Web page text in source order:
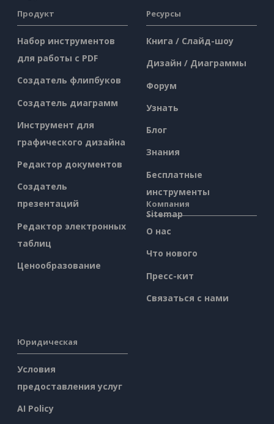
Продукт
Набор инструментов
для работы с PDF
Создатель флипбуков
Создатель диаграмм
Инструмент для
графического дизайна
Редактор документов
Создатель
презентаций
Редактор электронных
таблиц
Ценообразование
Ресурсы
Книга / Слайд-шоу
Дизайн / Диаграммы
Форум
Узнать
Блог
Знания
Бесплатные
инструменты
Sitemap
Компания
О нас
Что нового
Пресс-кит
Связаться с нами
Юридическая
Условия
предоставления услуг
AI Policy